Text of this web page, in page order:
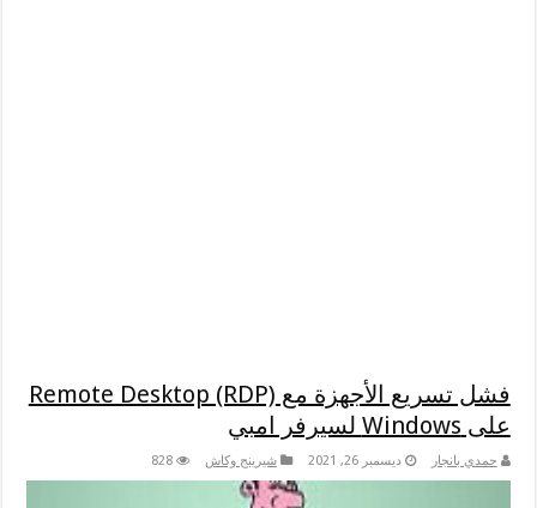
فشل تسريع الأجهزة مع Remote Desktop (RDP)
على Windows لسيرفر امبي
حمدي بانجار ديسمبر 26, 2021 شيرينج وكاش 828